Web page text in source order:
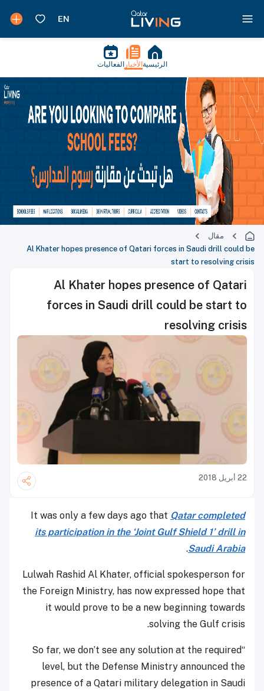
الرئيسية الأخبار الفعاليات
مقال
Al Khater hopes presence of Qatari forces in Saudi drill could be
start to resolving crisis
Al Khater hopes presence of Qatari
forces in Saudi drill could be start to
resolving crisis
22 أبريل 2018
It was only a few days ago that Qatar completed
its participation in the ‘Joint Gulf Shield 1’ drill in
Saudi Arabia
.
Lulwah Rashid Al Khater, official spokesperson for
the Foreign Ministry, has now expressed hope that
it would prove to be a new beginning towards
solving the Gulf crisis.
“So far, we don’t see any solution at the required
level, but the Defense Ministry announced the
presence of a Qatari military delegation in Saudi